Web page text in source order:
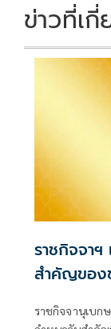
ข่าวที่เ
ราชกิจจา
สำคัญของ
ราชกิจจานุเบก